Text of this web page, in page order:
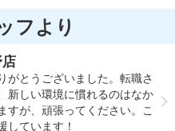
フより
店
がとうございました。転職さ
新しい環境に慣れるのはなか
すが、頑張ってください。こ
しています！